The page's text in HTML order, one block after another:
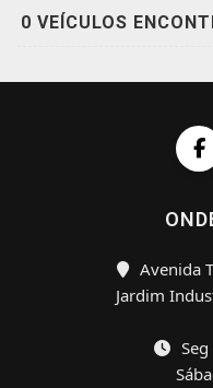
0 VEÍCULOS
Avenida
Jardim